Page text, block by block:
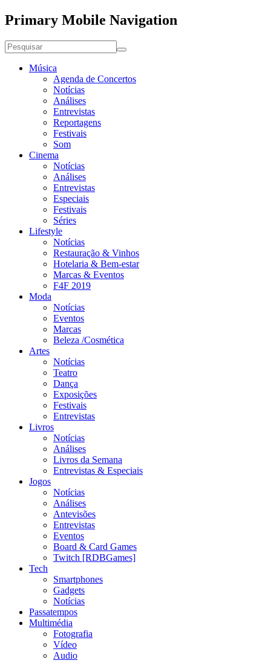
Primary Mobile Navigation
Música
Agenda de Concertos
Notícias
Análises
Entrevistas
Reportagens
Festivais
Som
Cinema
Notícias
Análises
Entrevistas
Especiais
Festivais
Séries
Lifestyle
Notícias
Restauração & Vinhos
Hotelaria & Bem-estar
Marcas & Eventos
F4F 2019
Moda
Notícias
Eventos
Marcas
Beleza /Cosmética
Artes
Notícias
Teatro
Dança
Exposições
Festivais
Entrevistas
Livros
Notícias
Análises
Livros da Semana
Entrevistas & Especiais
Jogos
Notícias
Análises
Antevisões
Entrevistas
Eventos
Board & Card Games
Twitch [RDBGames]
Tech
Smartphones
Gadgets
Notícias
Passatempos
Multimédia
Fotografia
Vídeo
Audio